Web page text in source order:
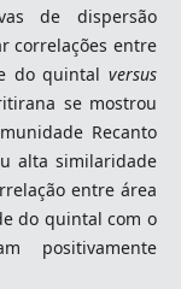
de dispersão
correlações entre
do quintalversus
se mostrou
Recanto
alta similaridade
entre área
do quintal com o
positivamente